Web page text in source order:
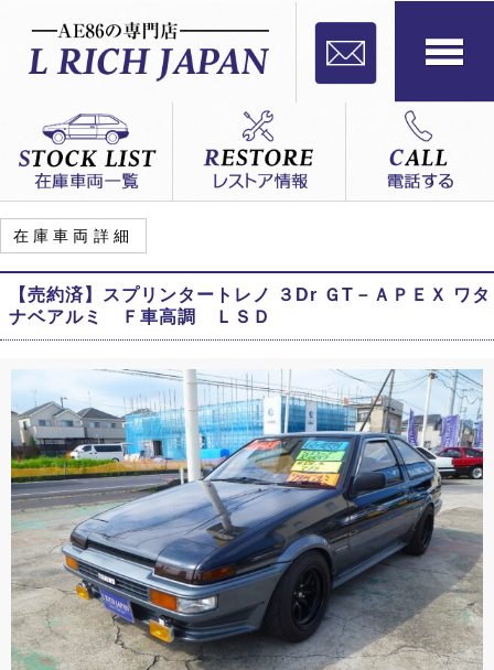
在庫車両詳細
【売約済】スプリンタートレノ ３Dr ＧT－ＡＰＥＸ ワタ
ナベアルミ Ｆ車高調 ＬＳＤ